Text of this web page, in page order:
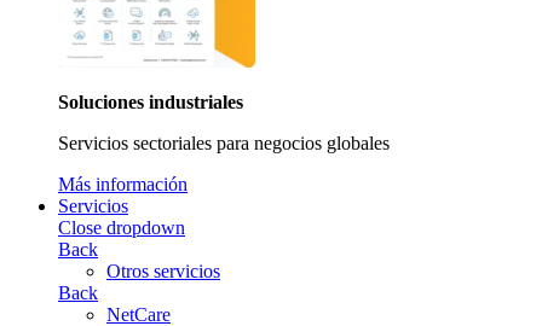
Soluciones industriales
Servicios sectoriales para negocios globales
Más información
Servicios
Close dropdown
Back
Otros servicios
Back
NetCare